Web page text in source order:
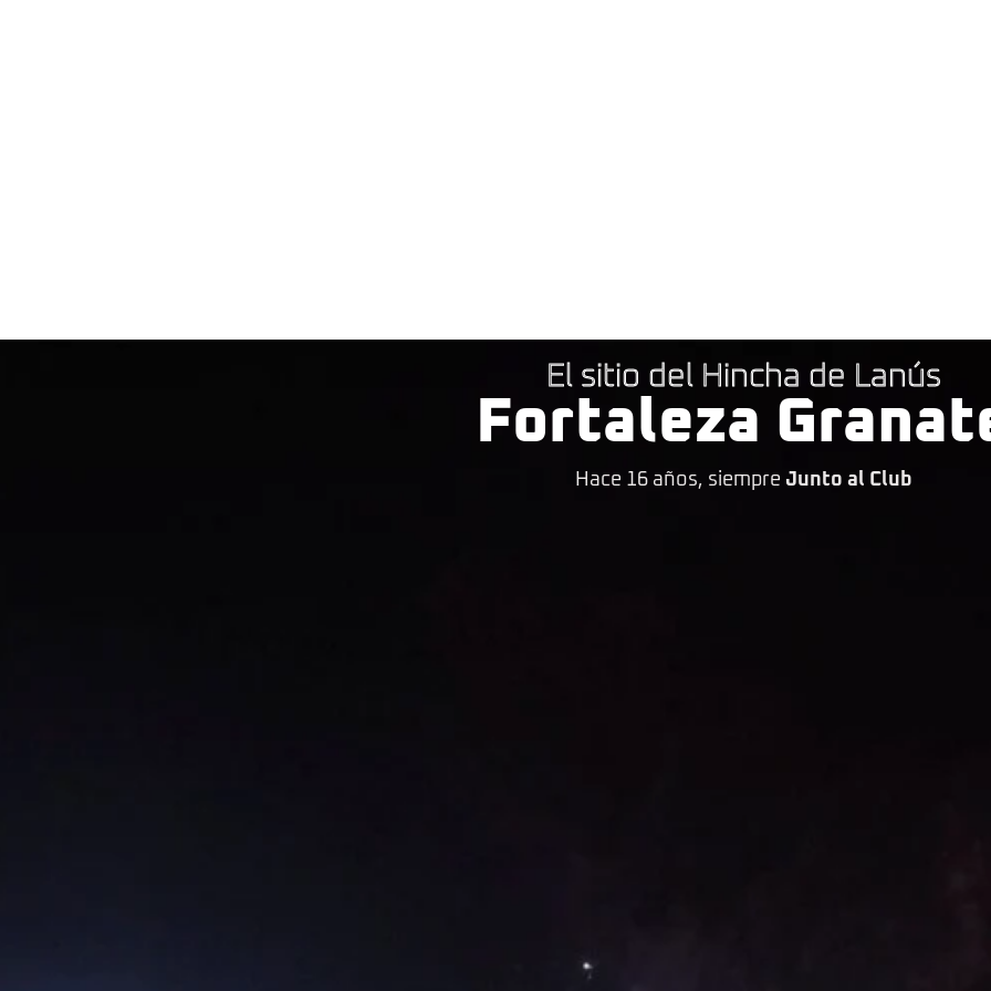
El sitio del Hincha de Lanús
Fortaleza
Hace 16 años, siempre Junto al Club